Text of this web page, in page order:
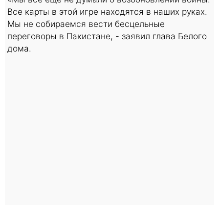
Все карты в этой игре находятся в наших руках.
Мы не собираемся вести бесцельные
переговоры в Пакистане, - заявил глава Белого
дома.